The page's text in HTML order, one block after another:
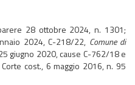
28 ottobre 2024, n. 1301;
2024, C-218/22, Comune di
giugno 2020, cause C-762/18 e
cost., 6 maggio 2016, n. 95